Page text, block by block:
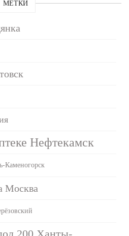
МЕТКИ
Нефтекамск
Каменогорск
Москва